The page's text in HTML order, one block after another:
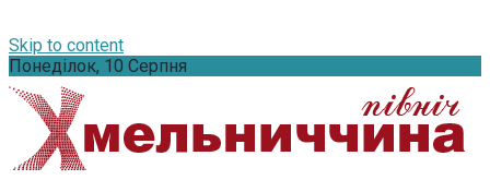
Skip to content
Понеділок, 10 Серпня